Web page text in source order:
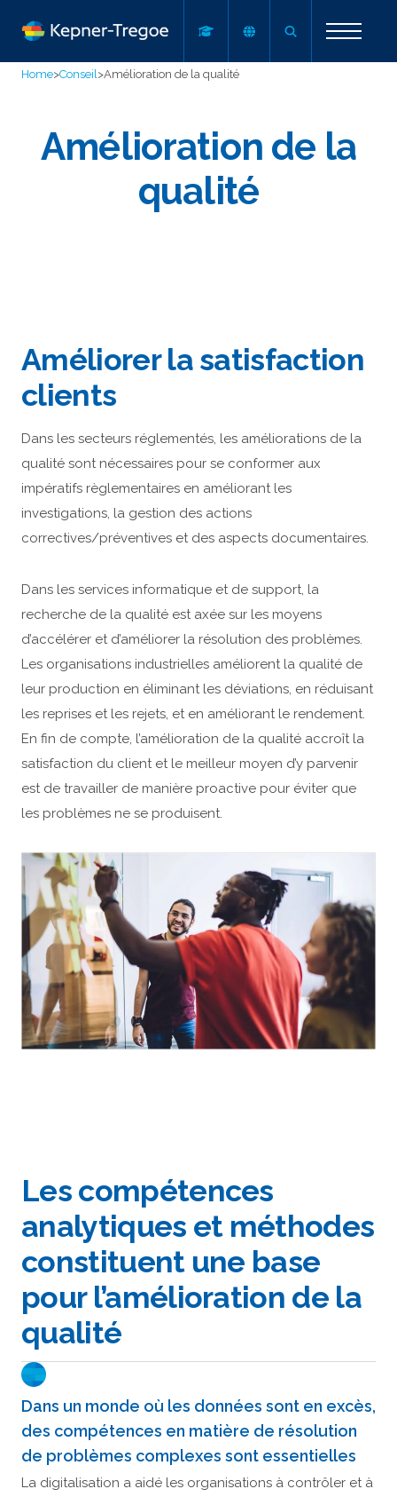
Home>Conseil>Amélioration de la qualité
Amélioration de la
qualité
Améliorer la satisfaction
clients
Dans les secteurs réglementés, les améliorations de la
qualité sont nécessaires pour se conformer aux
impératifs règlementaires en améliorant les
investigations, la gestion des actions
correctives/préventives et des aspects documentaires.
Dans les services informatique et de support, la
recherche de la qualité est axée sur les moyens
d’accélérer et d’améliorer la résolution des problèmes.
Les organisations industrielles améliorent la qualité de
leur production en éliminant les déviations, en réduisant
les reprises et les rejets, et en améliorant le rendement.
En fin de compte, l’amélioration de la qualité accroît la
satisfaction du client et le meilleur moyen d’y parvenir
est de travailler de manière proactive pour éviter que
les problèmes ne se produisent.
Les compétences
analytiques et méthodes
constituent une base
pour l’amélioration de la
qualité
Dans un monde où les données sont en excès,
des compétences en matière de résolution
de problèmes complexes sont essentielles
La digitalisation a aidé les organisations à contrôler et à